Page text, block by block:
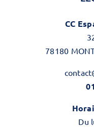
CC
78180
Du